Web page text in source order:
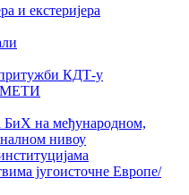
и екстеријера
КДТ-у
на међународном,
нивоу
југоисточне Европе/